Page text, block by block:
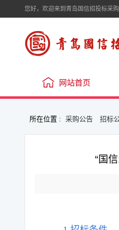
您好，欢迎来到青岛国信招投标采购
网站首页
所在位置 : 采购公告 招标
“国